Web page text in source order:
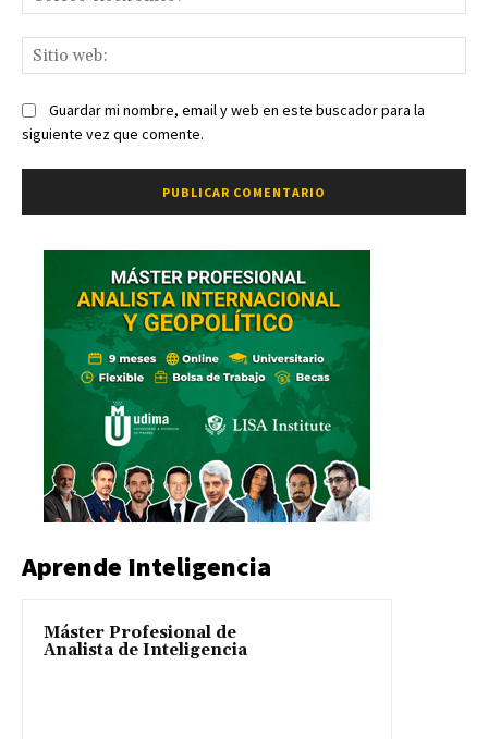
Guardar mi nombre, email y web en este buscador para la
siguiente vez que comente.
Aprende Inteligencia
Máster Profesional de
Analista de Inteligencia